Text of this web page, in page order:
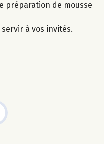
préparation de mousse
à vos invités.